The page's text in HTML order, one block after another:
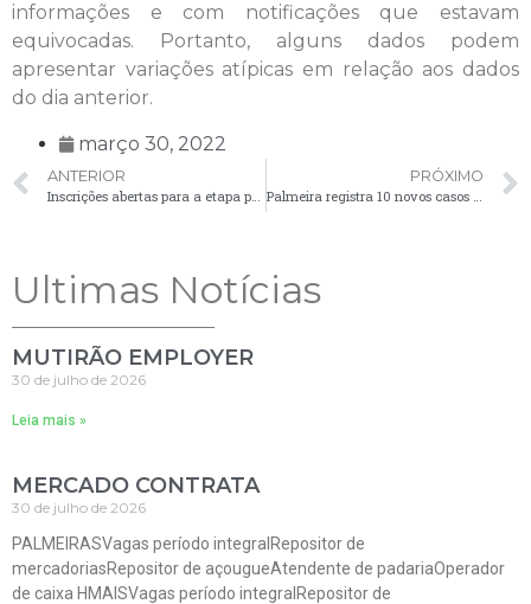
informações e com notificações que estavam
equivocadas. Portanto, alguns dados podem
apresentar variações atípicas em relação aos dados
do dia anterior.
março 30, 2022
ANTERIOR
PRÓXIMO
Ultimas Notícias
MUTIRÃO EMPLOYER
30 de julho de 2026
Leia mais »
MERCADO CONTRATA
30 de julho de 2026
PALMEIRASVagas período integralRepositor de
mercadoriasRepositor de açougueAtendente de padariaOperador
de caixa HMAISVagas período integralRepositor de